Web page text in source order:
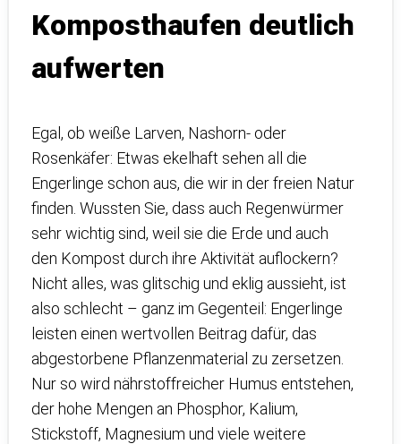
Komposthaufen deutlich
aufwerten
Egal, ob weiße Larven, Nashorn- oder
Rosenkäfer: Etwas ekelhaft sehen all die
Engerlinge schon aus, die wir in der freien Natur
finden. Wussten Sie, dass auch Regenwürmer
sehr wichtig sind, weil sie die Erde und auch
den Kompost durch ihre Aktivität auflockern?
Nicht alles, was glitschig und eklig aussieht, ist
also schlecht – ganz im Gegenteil: Engerlinge
leisten einen wertvollen Beitrag dafür, das
abgestorbene Pflanzenmaterial zu zersetzen.
Nur so wird nährstoffreicher Humus entstehen,
der hohe Mengen an Phosphor, Kalium,
Stickstoff, Magnesium und viele weitere